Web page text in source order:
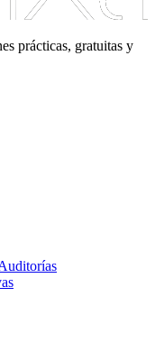
prácticas, gratuitas y